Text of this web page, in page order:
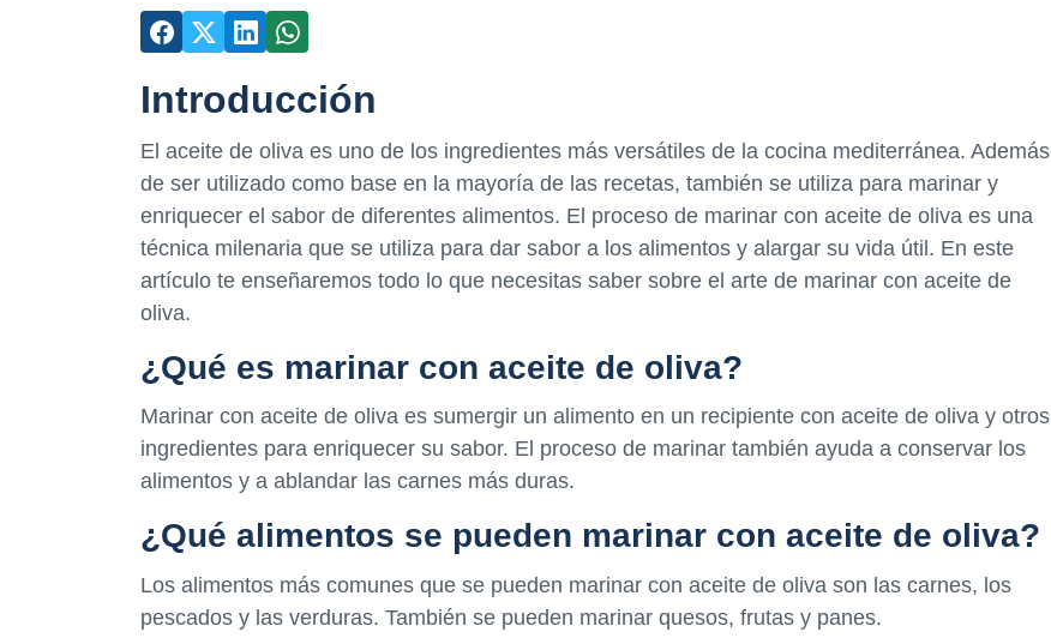
Introducción
El aceite de oliva es uno de los ingredientes más versátiles de la cocina mediterránea. Además
de ser utilizado como base en la mayoría de las recetas, también se utiliza para marinar y
enriquecer el sabor de diferentes alimentos. El proceso de marinar con aceite de oliva es una
técnica milenaria que se utiliza para dar sabor a los alimentos y alargar su vida útil. En este
artículo te enseñaremos todo lo que necesitas saber sobre el arte de marinar con aceite de
oliva.
¿Qué es marinar con aceite de oliva?
Marinar con aceite de oliva es sumergir un alimento en un recipiente con aceite de oliva y otros
ingredientes para enriquecer su sabor. El proceso de marinar también ayuda a conservar los
alimentos y a ablandar las carnes más duras.
¿Qué alimentos se pueden marinar con aceite de oliva?
Los alimentos más comunes que se pueden marinar con aceite de oliva son las carnes, los
pescados y las verduras. También se pueden marinar quesos, frutas y panes.